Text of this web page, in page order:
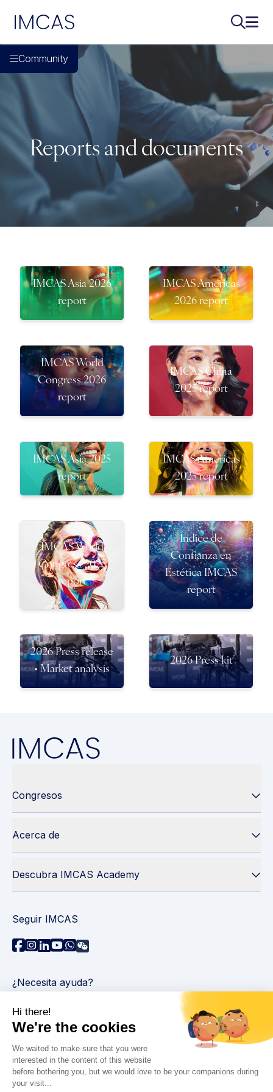
Ir al contenido principal
IMCAS
Community
Reports and documents
IMCAS Asia 2026
report
IMCAS Americas
2026 report
IMCAS World
Congress 2026
report
IMCAS China
2025 report
IMCAS Asia 2025
report
IMCAS Americas
2025 report
IMCAS World
Congress 2025
report
Índice de
Confianza en
Estética IMCAS
report
2026 Press release
• Market analysis
2026 Press kit
Congresos
Acerca de
Descubra IMCAS Academy
Seguir IMCAS
¿Necesita ayuda?
Contáctenos
Leer preguntas frecuentes
Política de privacidad
Información legal